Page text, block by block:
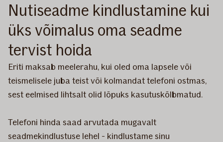
Nutiseadme kindlustamine kui
üks võimalus oma seadme
tervist hoida
Eriti maksab meelerahu, kui oled oma lapsele või
teismelisele juba teist või kolmandat telefoni ostmas,
sest eelmised lihtsalt olid lõpuks kasutuskõlbmatud.
Telefoni hinda saad arvutada mugavalt
seadmekindlustuse lehel - kindlustame sinu